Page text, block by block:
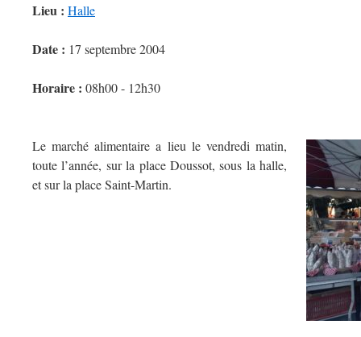
Lieu : Halle
Date : 17 septembre 2004
Horaire : 08h00 - 12h30
Le marché alimentaire a lieu le vendredi matin,
toute l’année, sur la place Doussot, sous la halle,
et sur la place Saint-Martin.